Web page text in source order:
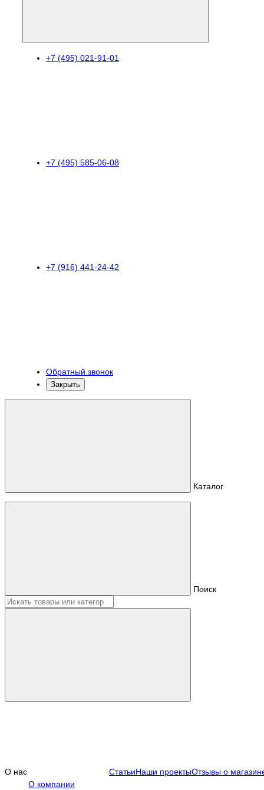
+7 (495) 021-91-01
+7 (495) 585-06-08
+7 (916) 441-24-42
Обратный звонок
Закрыть
Каталог
Поиск
О нас
О компании
СтатьиНаши проектыОтзывы о